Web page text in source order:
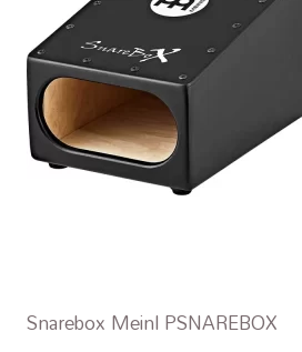
Snarebox Meinl PSNAREBOX